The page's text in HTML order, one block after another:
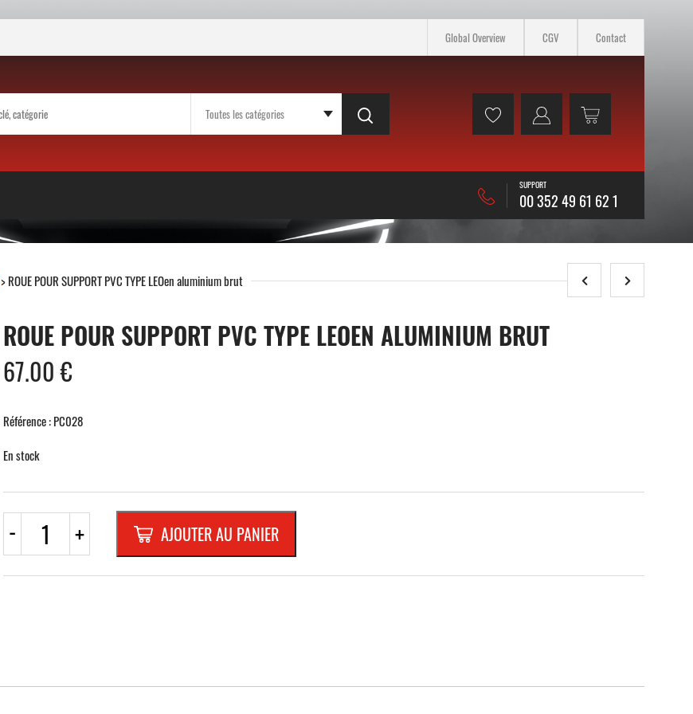
Global Overview CGV Contact
SUPPORT
00 352 49 61 62 1
> ROUE POUR SUPPORT PVC TYPE LEOen aluminium brut
ROUE POUR SUPPORT PVC TYPE LEOEN ALUMINIUM BRUT
67.00€
Référence : PC028
En stock
- quantité
ROUE
+ AJOUTER AU PANIER